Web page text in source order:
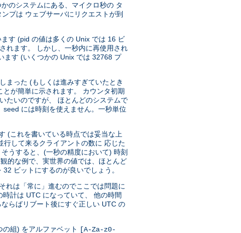
のシステムにある、マイクロ秒の タ
プは ウェブサーバにリクエストが到
す (pid の値は多くの Unix では 16 ビ
れます。 しかし、一秒内に再使用され
ます (いくつかの Unix では 32768 プ
まった (もしくは進みすぎていたとき
が簡単に示されます。 カウンタ初期
たいのですが、 ほとんどのシステムで
には時刻を使えません。一秒単位
(これを書いている時点では妥当な上
して来るクライアントの数に 応じた
うすると、(一秒の精度において) 時刻
的な例で、実世界の値では、ほとんど
ビットにするのが良いでしょう。
れは「常に」進むのでここでは問題に
計は UTC になっていて、 他の時間
らばリブート後にすぐ正しい UTC の
組) をアルファベット [A-Za-z0-